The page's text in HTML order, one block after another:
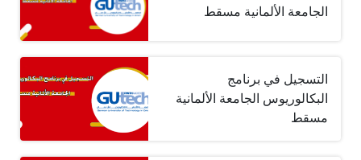
الجامعة الألمانية مسقط
التسجيل في برنامج
البكالوريوس الجامعة الألمانية
مسقط